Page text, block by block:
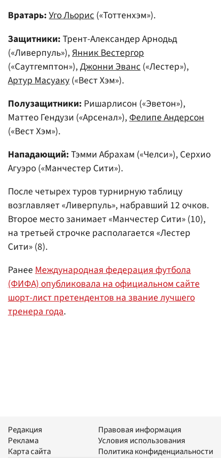
Вратарь:Уго Льорис(«Тоттенхэм»).
Защитники:Трент-Александер Арнодьд
(«Ливерпуль»),Янник Вестергор
(«Саутгемптон»),Джонни Эванс («Лестер»),
Артур Масуаку(«Вест Хэм»).
Полузащитники: Ришарлисон («Эветон»),
Маттео Гендузи («Арсенал»),Фелипе Андерсон
(«Вест Хэм»).
Нападающий:Тэмми Абрахам («Челси»), Серхио
Агуэро («Манчестер Сити»).
После четырех туров турнирную таблицу
возглавляет «Ливерпуль», набравший 12 очков.
Второе место занимает «Манчестер Сити» (10),
на третьей строчке располагается «Лестер
Сити» (8).
РанееМеждународная федерация футбола
(ФИФА) опубликовала на официальном сайте
шорт-лист претендентов на звание лучшего
тренера года.
Редакция
Реклама
Карта сайта
Правовая информация
Условия использования
Политика конфиденциальности